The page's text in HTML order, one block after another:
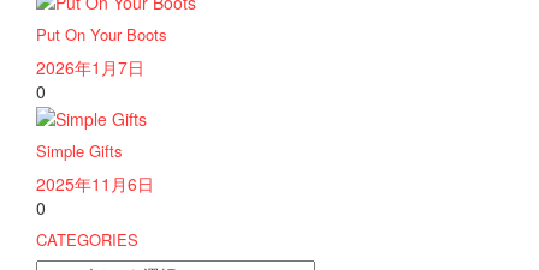
Put On Your Boots
2026年1月7日
0
Simple Gifts
2025年11月6日
0
CATEGORIES